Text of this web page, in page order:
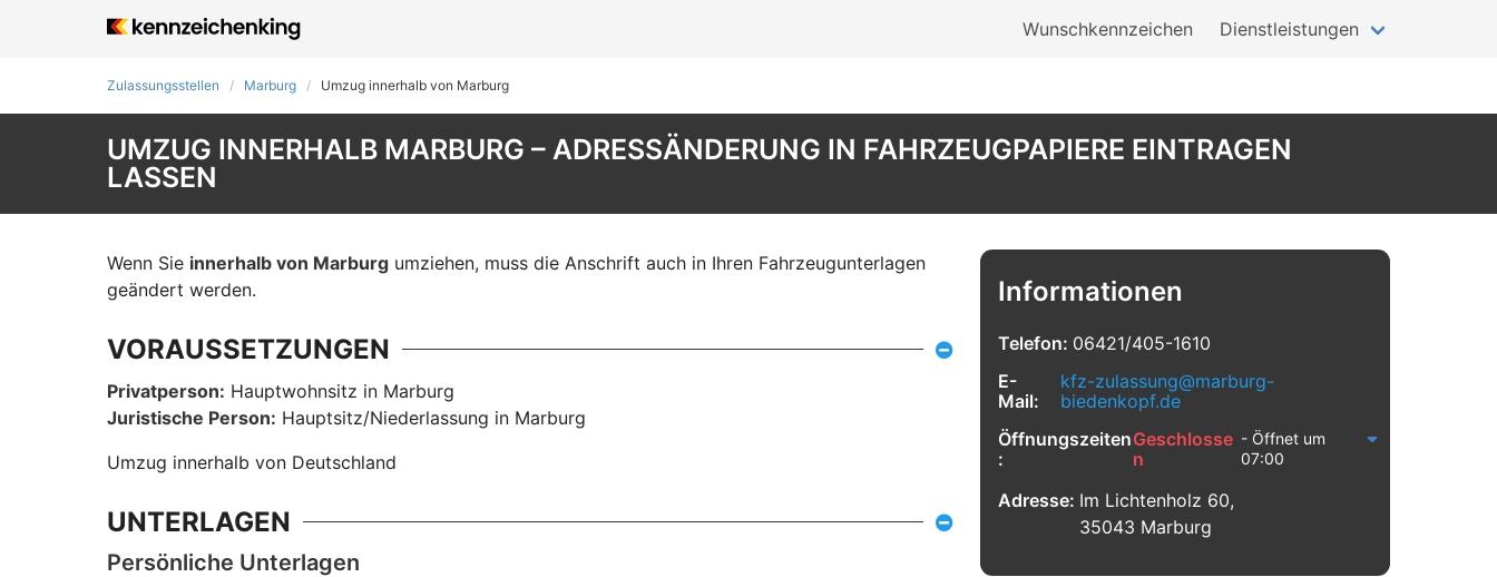
Wunschkennzeichen Dienstleistungen
Zulassungsstellen Marburg Umzug innerhalb von Marburg
UMZUG INNERHALB MARBURG – ADRESSÄNDERUNG IN FAHRZEUGPAPIERE EINTRAGEN
LASSEN
Wenn Sie innerhalb von Marburg umziehen, muss die Anschrift auch in Ihren Fahrzeugunterlagen
geändert werden.
VORAUSSETZUNGEN
Privatperson: Hauptwohnsitz in Marburg
Juristische Person: Hauptsitz/Niederlassung in Marburg
Umzug innerhalb von Deutschland
UNTERLAGEN
Persönliche Unterlagen
Informationen
Telefon: 06421/405-1610
E-
Mail:
kfz-zulassung@marburg-
biedenkopf.de
Öffnungszeiten
:
Geschlosse
n
- Öffnet um
07:00
Adresse: Im Lichtenholz 60,
35043 Marburg